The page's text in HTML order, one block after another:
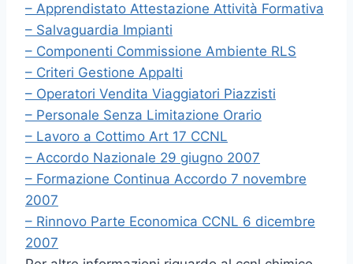
– Apprendistato Attestazione Attività Formativa
– Salvaguardia Impianti
– Componenti Commissione Ambiente RLS
– Criteri Gestione Appalti
– Operatori Vendita Viaggiatori Piazzisti
– Personale Senza Limitazione Orario
– Lavoro a Cottimo Art 17 CCNL
– Accordo Nazionale 29 giugno 2007
– Formazione Continua Accordo 7 novembre
2007
– Rinnovo Parte Economica CCNL 6 dicembre
2007